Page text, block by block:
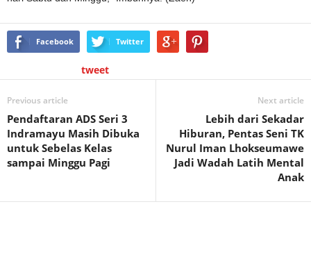
Facebook Twitter
tweet
Previous article
Pendaftaran ADS Seri 3
Indramayu Masih Dibuka
untuk Sebelas Kelas
sampai Minggu Pagi
Next article
Lebih dari Sekadar
Hiburan, Pentas Seni TK
Nurul Iman Lhokseumawe
Jadi Wadah Latih Mental
Anak